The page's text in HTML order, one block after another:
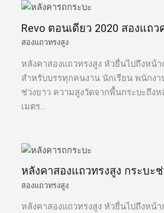
Revo ตอนเดียว 2020 สองแถว
สองแถวทรงสูง
หลังคาสองแถวทรงสูง หัวยื่นไปถึงหน้า
สำหรับบรรทุกคนงาน นักเรียน พนักง
ช่วงยาว ความสูงวัดจากพื้นกระบะถึงห
เมตร…
หลังคาสองแถวทรงสูง กระบะช่
สองแถวทรงสูง
หลังคาสองแถวทรงสูง หัวยื่นไปถึงหน้